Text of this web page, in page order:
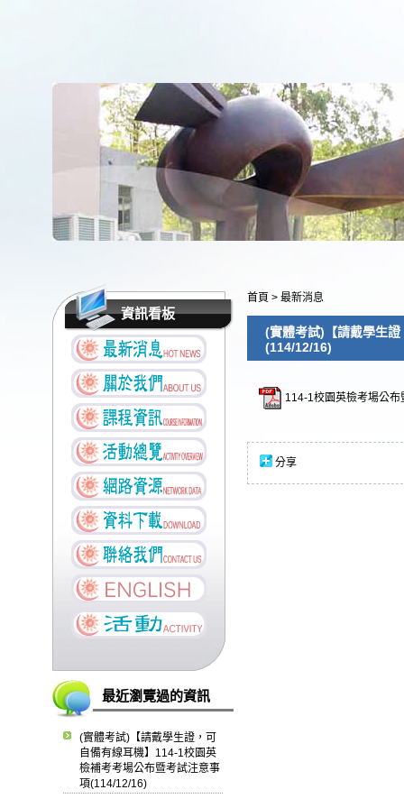
資訊看板
最近瀏覽過的資訊
(實體考試)【請戴學生證，可
自備有線耳機】114-1校園英
檢補考考場公布暨考試注意事
項(114/12/16)
首頁 > 最新消息
(實體考試)【請戴學生
(114/12/16)
114-1校園英檢考場公
分享